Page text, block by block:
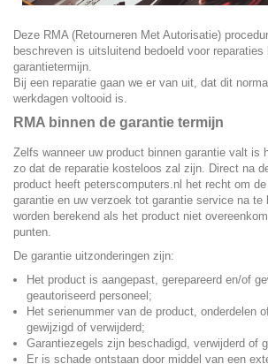
Deze RMA (Retourneren Met Autorisatie)
beschreven is uitsluitend bedoeld voor
garantietermijn.
Bij een reparatie gaan we er van uit, dat dit
werkdagen voltooid is.
RMA binnen de garantie termijn
Zelfs wanneer uw product binnen garantie valt is
zo dat de reparatie kosteloos zal zijn. Direct na
product heeft peterscomputers.nl het recht om
garantie en uw verzoek tot garantie service na
worden berekend als het product niet
punten.
De garantie uitzonderingen zijn:
Het product is aangepast, gerepareerd en/of
geautoriseerd personeel;
Het serienummer van de product, onderdelen
gewijzigd of verwijderd;
Garantiezegels zijn beschadigd, verwijderd of
Er is schade ontstaan door middel van een